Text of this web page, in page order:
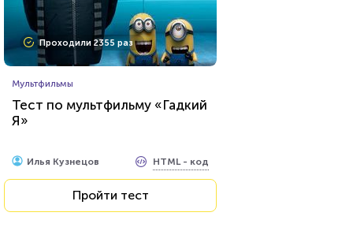
Проходили 2355 раз
Мультфильмы
Тест по мультфильму «Гадкий
Я»
Илья Кузнецов HTML - код
Пройти тест